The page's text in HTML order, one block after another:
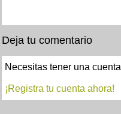
Deja tu comentario
Necesitas tener una
¡Registra tu cuenta ahora!